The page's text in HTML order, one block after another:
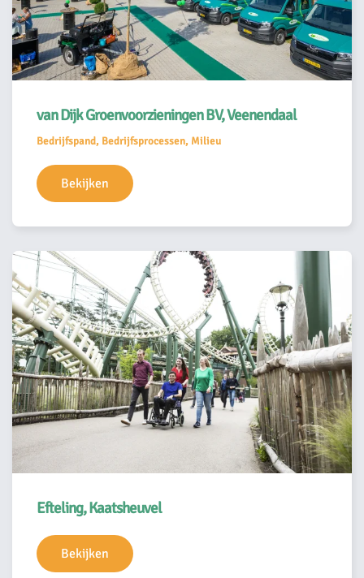
van Dijk Groenvoorzieningen BV, Veenendaal
Bedrijfspand, Bedrijfsprocessen, Milieu
Bekijken
Efteling, Kaatsheuvel
Bekijken